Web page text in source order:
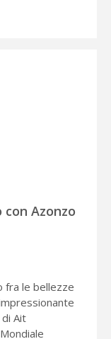
Azonzo
fra le bellezze
Ait